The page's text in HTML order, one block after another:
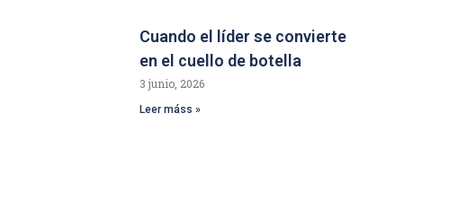
Cuando el líder se convierte
en el cuello de botella
3 junio, 2026
Leer máss »